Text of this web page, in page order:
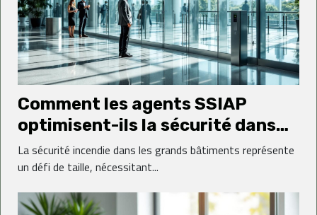
Comment les agents SSIAP
optimisent-ils la sécurité dans
les grands bâtiments ?
La sécurité incendie dans les grands bâtiments représente
un défi de taille, nécessitant...